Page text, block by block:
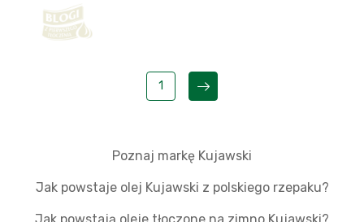
1
Poznaj markę Kujawski
Jak powstaje olej Kujawski z polskiego rzepaku?